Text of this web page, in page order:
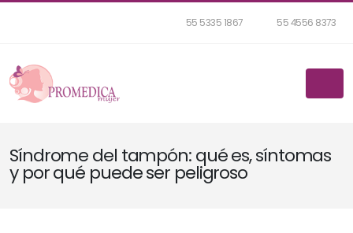
55 5335 1867 55 4556 8373
Síndrome del tampón: qué es, síntomas
y por qué puede ser peligroso